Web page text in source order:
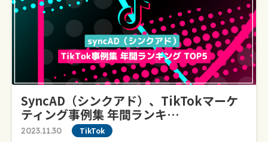
SyncAD（シンクアド）、TikTokマーケ
ティング事例集 年間ランキ…
2023.11.30 TikTok